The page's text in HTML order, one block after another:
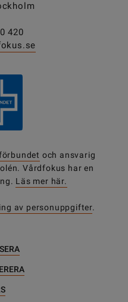
420
och ansvarig
Vårdfokus har en
Läs mer här.
av personuppgifter.